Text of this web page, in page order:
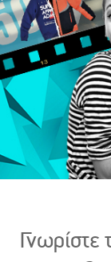
Γνωρίστε